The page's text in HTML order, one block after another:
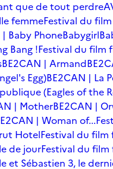
que de tout perdre
femmeFestival du
Baby PhoneBabygirl
Bang !Festival du film
BE2CAN | Armand
Egg)BE2CAN | La
(Eagles of the
| MotherBE2CAN |
| Woman of...
HotelFestival du film
de jourFestival du film
et Sébastien 3, le